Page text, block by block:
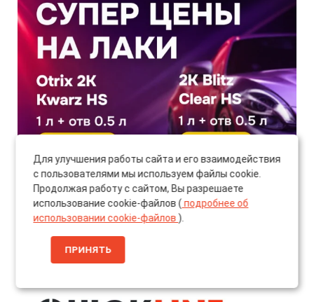
Для улучшения работы сайта и его взаимодействия
с пользователями мы используем файлы cookie.
Продолжая работу с сайтом, Вы разрешаете
использование cookie-файлов ( подробнее об
использовании cookie-файлов ).
ПРИНЯТЬ